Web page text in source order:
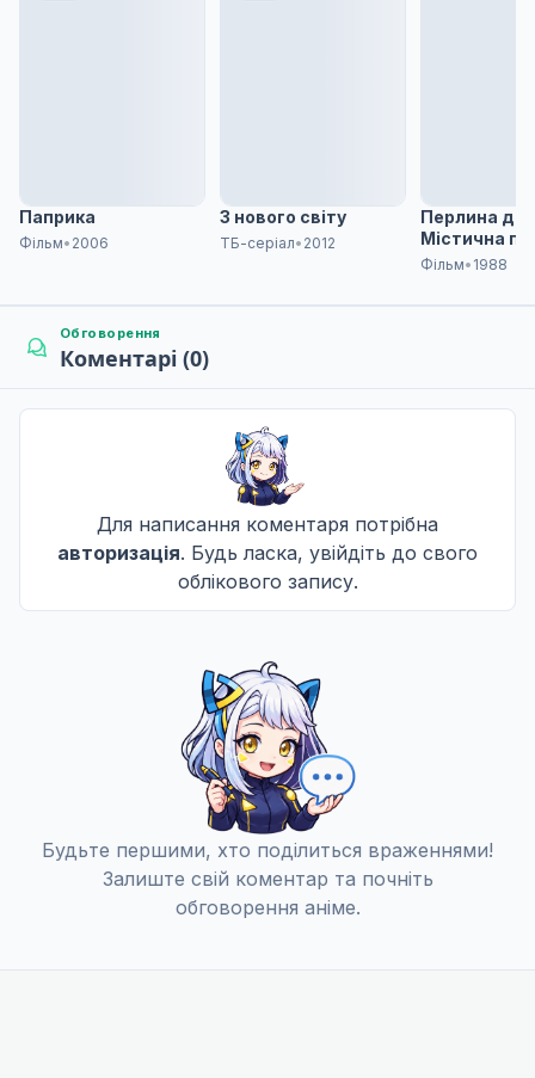
Паприка
Фільм• 2006
З нового світу
ТБ-серіал• 2012
Перлина
Містична
Фільм• 1988
Обговорення
Коментарі (0)
Для написання коментаря потрібна
авторизація. Будь ласка, увійдіть до свого
облікового запису.
Будьте першими, хто поділиться враженнями!
Залиште свій коментар та почніть
обговорення аніме.